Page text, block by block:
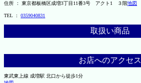
住所 ： 東京都板橋区成増3丁目11番3号 アクト1 ３階地図
TEL ： 0359040831
取扱い商品
お店へのアクセス
東武東上線 成増駅 北口から徒歩1分